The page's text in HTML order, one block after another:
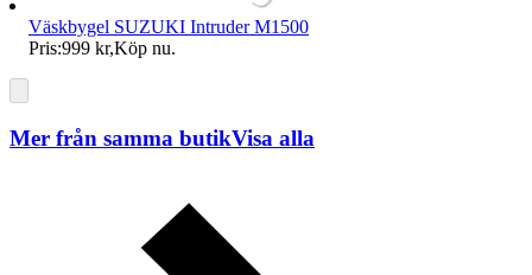
Väskbygel SUZUKI Intruder M1500
Pris:999 kr,Köp nu.
Mer från samma butikVisa alla